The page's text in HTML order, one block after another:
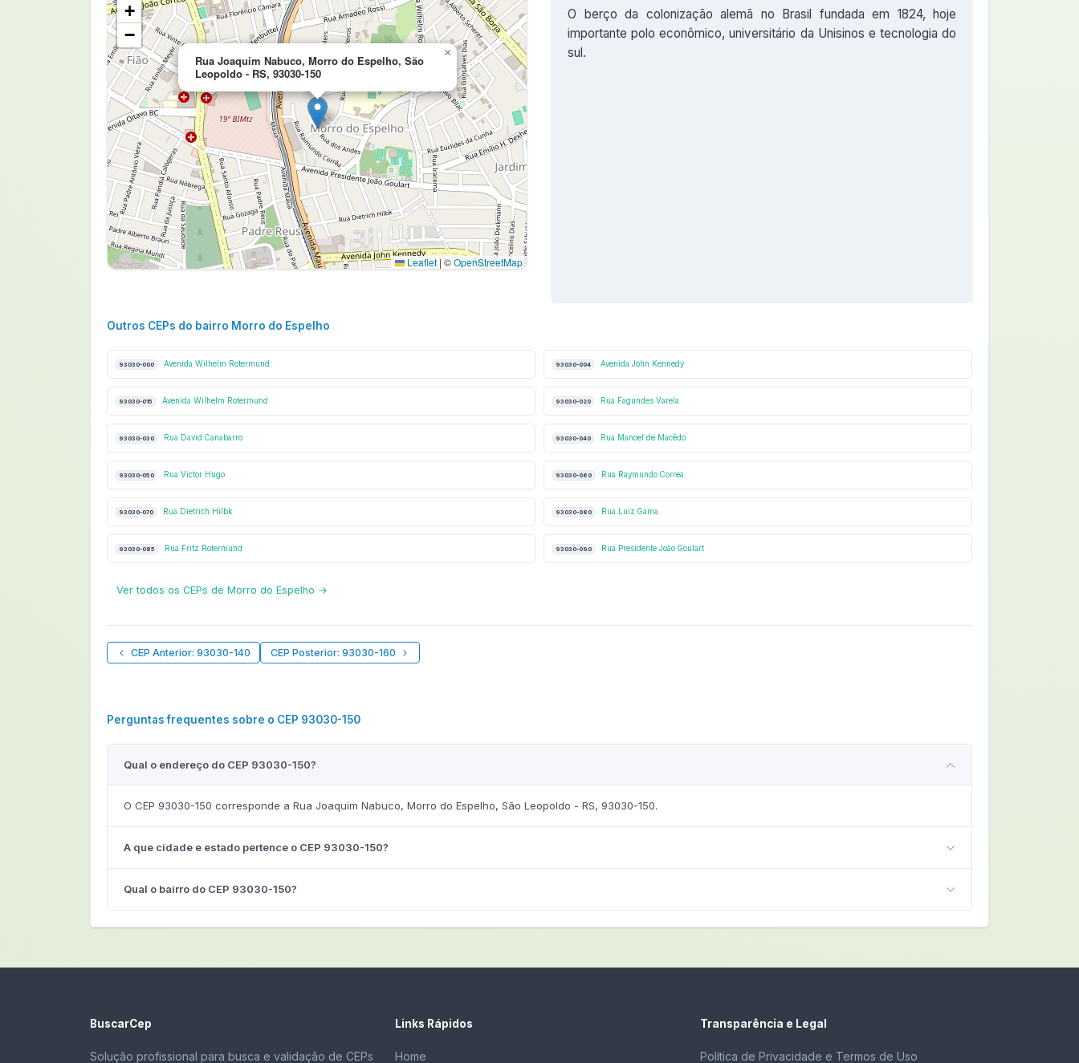
Rua Joaquim Nabuco, Morro do Espelho, São
Leopoldo - RS, 93030-150
×
+
−
Leaflet|©OpenStreetMap
O berço da colonização alemã no Brasil fundada em 1824, hoje
importante polo econômico, universitário da Unisinos e tecnologia do
sul.
Outros CEPs do bairro Morro do Espelho
93030-000 Avenida Wilhelm Rotermund 93030-004 Avenida John Kennedy
93030-015 Avenida Wilhelm Rotermund 93030-020 Rua Fagundes Varela
93030-030 Rua David Canabarro 93030-040 Rua Manoel de Macêdo
93030-050 Rua Victor Hugo 93030-060 Rua Raymundo Correa
93030-070 Rua Dietrich Hilbk 93030-080 Rua Luiz Gama
93030-085 Rua Fritz Rotermund 93030-090 Rua Presidente João Goulart
Ver todos os CEPs de Morro do Espelho →
CEP Anterior: 93030-140 CEP Posterior: 93030-160
Perguntas frequentes sobre o CEP 93030-150
Qual o endereço do CEP 93030-150?
O CEP 93030-150 corresponde a Rua Joaquim Nabuco, Morro do Espelho, São Leopoldo - RS, 93030-150.
A que cidade e estado pertence o CEP 93030-150?
Qual o bairro do CEP 93030-150?
BuscarCep
Solução profissional para busca e validação de CEPs
Links Rápidos
Home
Transparência e Legal
Política de Privacidade e Termos de Uso